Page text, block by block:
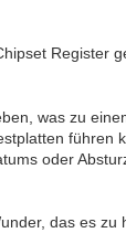
Register
was zu
führen
oder
das es zu